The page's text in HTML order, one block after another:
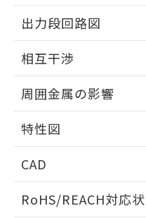
外形図
出力段回路図
出力段回路図
相互干渉
相互干渉
周囲金属の影響
周囲金属の影響
特性図
検出物体の大きさと材質に
CAD
ドすることができます
RoHS/REACH対応
指します。
ものではありません
また、RoHS指令
物質の対応では、
荷製品に未対応品
欄に対応日を記載
既に当社にて対応
す。